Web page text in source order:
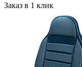
Заказ в 1 клик